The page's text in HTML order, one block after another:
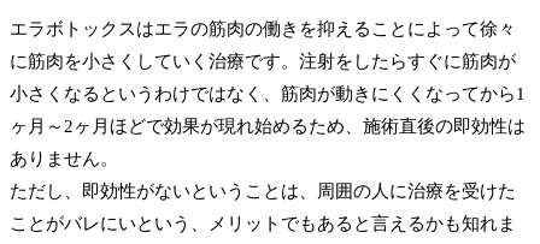
エラボトックスはエラの筋肉の働きを抑えることによって徐々
に筋肉を小さくしていく治療です。注射をしたらすぐに筋肉が
小さくなるというわけではなく、筋肉が動きにくくなってから1
ヶ月～2ヶ月ほどで効果が現れ始めるため、施術直後の即効性は
ありません。
ただし、即効性がないということは、周囲の人に治療を受けた
ことがバレにいという、メリットでもあると言えるかも知れま